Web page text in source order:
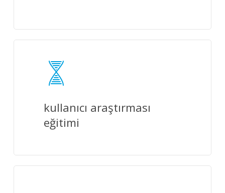
kullanıcı araştırması
eğitimi